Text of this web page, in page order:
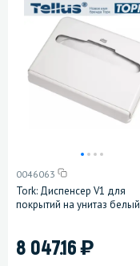
0046063
Tork: Диспенсер V1 для
покрытий на унитаз белый
8 047.16)